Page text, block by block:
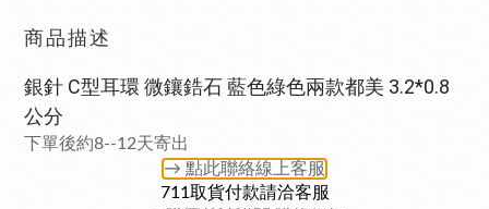
商品描述
銀針 C型耳環 微鑲鋯石 藍色綠色兩款都美 3.2*0.8
公分
下單後約8--12天寄出
→ 點此聯絡線上客服
711取貨付款請洽客服